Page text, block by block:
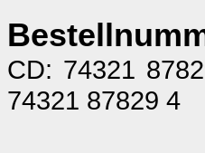
CD: 74321
74321 87829 4